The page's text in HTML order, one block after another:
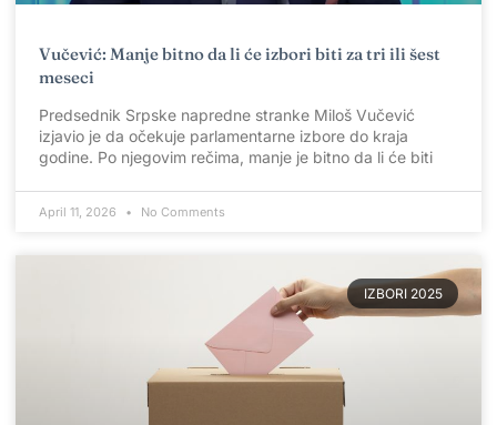
Vučević: Manje bitno da li će izbori biti za tri ili šest
meseci
Predsednik Srpske napredne stranke Miloš Vučević
izjavio je da očekuje parlamentarne izbore do kraja
godine. Po njegovim rečima, manje je bitno da li će biti
April 11, 2026 No Comments
IZBORI 2025